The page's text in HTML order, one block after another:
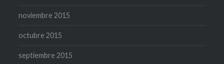
noviembre 2015
octubre 2015
septiembre 2015